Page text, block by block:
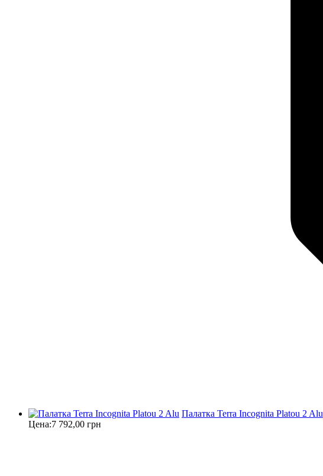
Палатка Terra Incognita Platou 2 Alu
Цена:7 792,00 грн